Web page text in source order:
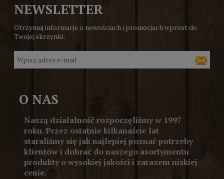
NEWSLETTER
Otrzymuj informacje o nowościach i promocjach wprost do
Twojej skrzynki:
O NAS
Naszą działalność rozpoczęliśmy w 1997
roku. Przez ostatnie kilkanaście lat
staraliśmy się jak najlepiej poznać potrzeby
klientów i dobrać do naszego asortymentu
produkty o wysokiej jakości i zarazem niskiej
cenie.